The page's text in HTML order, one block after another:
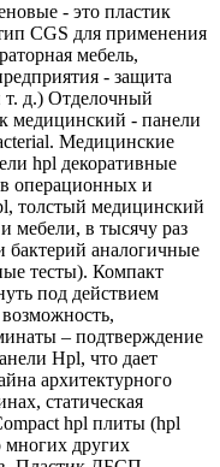
- это пластик
CGS для применения
мебель,
- защита
д.) Отделочный
медицинский - панели
Медицинские
hpl декоративные
операционных и
толстый медицинский
мебели, в тысячу раз
бактерий аналогичные
тесты). Компакт
под действием
– подтверждение
Hpl, что дает
архитектурного
статическая
hpl плиты (hpl
многих других